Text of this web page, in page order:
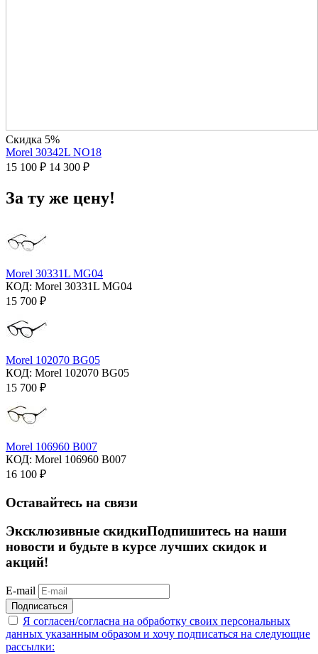
Скидка 5%
Morel 30342L NO18
15 100 ₽ 14 300 ₽
За ту же цену!
Morel 30331L MG04
КОД: Morel 30331L MG04
15 700 ₽
Morel 102070 BG05
КОД: Morel 102070 BG05
15 700 ₽
Morel 106960 B007
КОД: Morel 106960 B007
16 100 ₽
Оставайтесь на связи
Эксклюзивные скидкиПодпишитесь на наши
новости и будьте в курсе лучших скидок и
акций!
E-mail
Подписаться
Я согласен/согласна на обработку своих персональных
данных указанным образом и хочу подписаться на следующие
рассылки: